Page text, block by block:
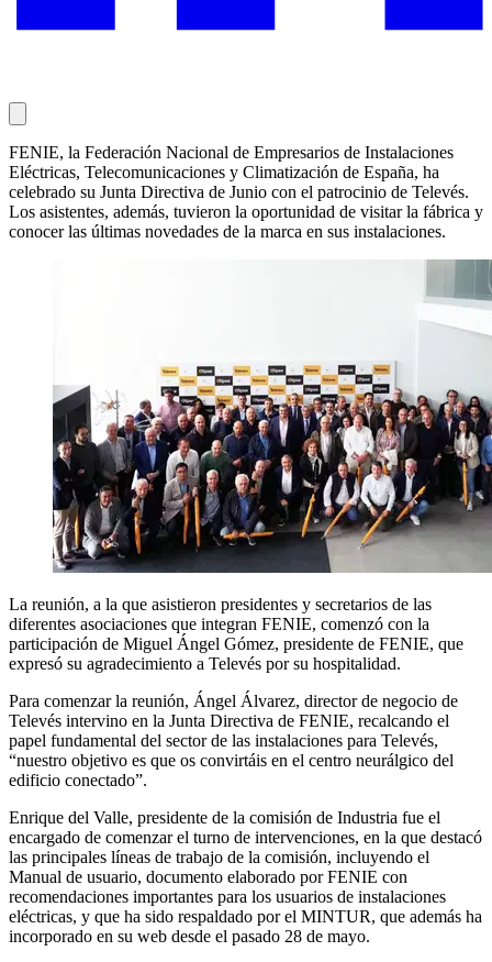
FENIE, la Federación Nacional de Empresarios de Instalaciones
Eléctricas, Telecomunicaciones y Climatización de España, ha
celebrado su Junta Directiva de Junio con el patrocinio de Televés.
Los asistentes, además, tuvieron la oportunidad de visitar la fábrica y
conocer las últimas novedades de la marca en sus instalaciones.
La reunión, a la que asistieron presidentes y secretarios de las
diferentes asociaciones que integran FENIE, comenzó con la
participación de Miguel Ángel Gómez, presidente de FENIE, que
expresó su agradecimiento a Televés por su hospitalidad.
Para comenzar la reunión, Ángel Álvarez, director de negocio de
Televés intervino en la Junta Directiva de FENIE, recalcando el
papel fundamental del sector de las instalaciones para Televés,
“nuestro objetivo es que os convirtáis en el centro neurálgico del
edificio conectado”.
Enrique del Valle, presidente de la comisión de Industria fue el
encargado de comenzar el turno de intervenciones, en la que destacó
las principales líneas de trabajo de la comisión, incluyendo el
Manual de usuario, documento elaborado por FENIE con
recomendaciones importantes para los usuarios de instalaciones
eléctricas, y que ha sido respaldado por el MINTUR, que además ha
incorporado en su web desde el pasado 28 de mayo.